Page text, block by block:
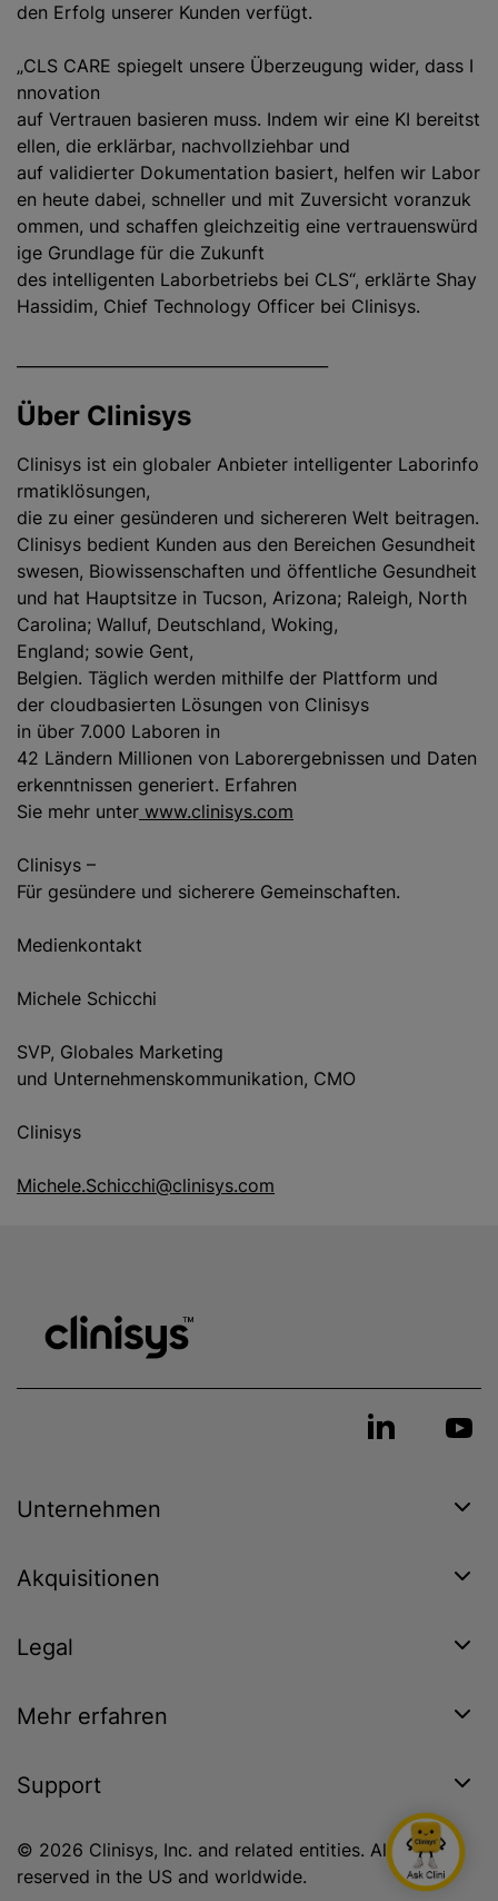
den Erfolg unserer Kunden verfügt.
„CLS CARE spiegelt unsere Überzeugung wider, dass I
nnovation
auf Vertrauen basieren muss. Indem wir eine KI bereitst
ellen, die erklärbar, nachvollziehbar und
auf validierter Dokumentation basiert, helfen wir Labor
en heute dabei, schneller und mit Zuversicht voranzuk
ommen, und schaffen gleichzeitig eine vertrauenswürd
ige Grundlage für die Zukunft
des intelligenten Laborbetriebs bei CLS“, erklärte Shay
Hassidim, Chief Technology Officer bei Clinisys.
Über Clinisys
Clinisys ist ein globaler Anbieter intelligenter Laborinfo
rmatiklösungen,
die zu einer gesünderen und sichereren Welt beitragen.
Clinisys bedient Kunden aus den Bereichen Gesundheit
swesen, Biowissenschaften und öffentliche Gesundheit
und hat Hauptsitze in Tucson, Arizona; Raleigh, North
Carolina; Walluf, Deutschland, Woking,
England; sowie Gent,
Belgien. Täglich werden mithilfe der Plattform und
der cloudbasierten Lösungen von Clinisys
in über 7.000 Laboren in
42 Ländern Millionen von Laborergebnissen und Daten
erkenntnissen generiert. Erfahren
Sie mehr unter www.clinisys.com
Clinisys –
Für gesündere und sicherere Gemeinschaften.
Medienkontakt
Michele Schicchi
SVP, Globales Marketing
und Unternehmenskommunikation, CMO
Clinisys
Michele.Schicchi@clinisys.com
Unternehmen
Akquisitionen
Legal
Mehr erfahren
Support
© 2026 Clinisys, Inc. and related entities. All rights
reserved in the US and worldwide.